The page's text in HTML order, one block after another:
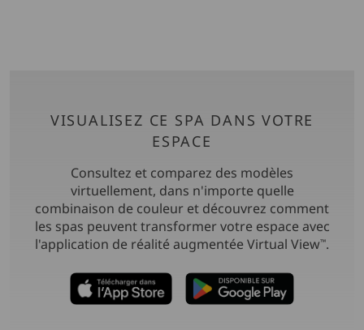
VISUALISEZ CE SPA DANS VOTRE
ESPACE
Consultez et comparez des modèles
virtuellement, dans n'importe quelle
combinaison de couleur et découvrez comment
les spas peuvent transformer votre espace avec
l'application de réalité augmentée Virtual View™.